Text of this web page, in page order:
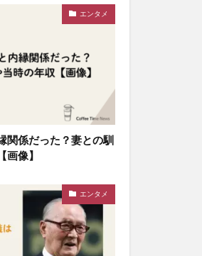
エンタメ
関係だった？妻との馴
像】
エンタメ